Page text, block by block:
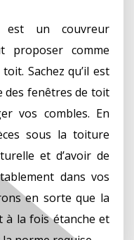
est un couvreur
proposer comme
Sachez qu’il est
des fenêtres de toit
vos combles. En
sous la toiture
et d’avoir de
dans vos
en sorte que la
la fois étanche et